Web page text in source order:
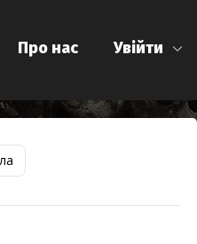
Увійти
Про нас